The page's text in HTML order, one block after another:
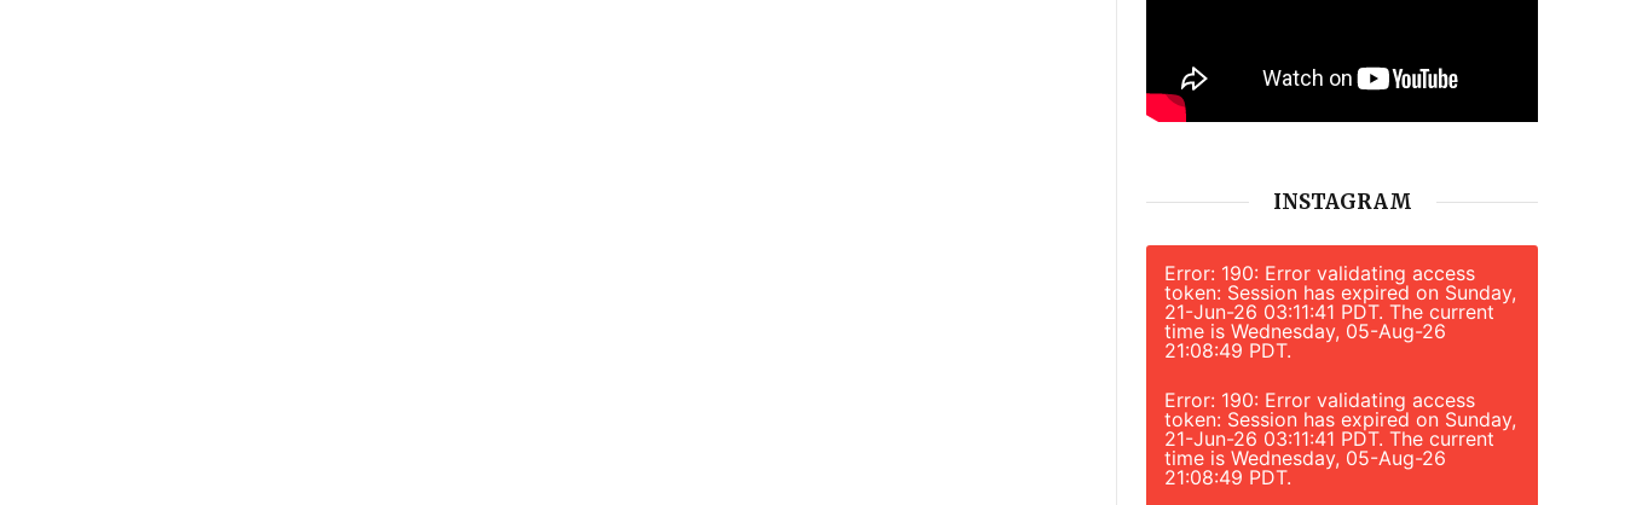
INSTAGRAM
Error: 190: Error validating access
token: Session has expired on Sunday,
21-Jun-26 03:11:41 PDT. The current
time is Wednesday, 05-Aug-26
21:08:49 PDT.
Error: 190: Error validating access
token: Session has expired on Sunday,
21-Jun-26 03:11:41 PDT. The current
time is Wednesday, 05-Aug-26
21:08:49 PDT.